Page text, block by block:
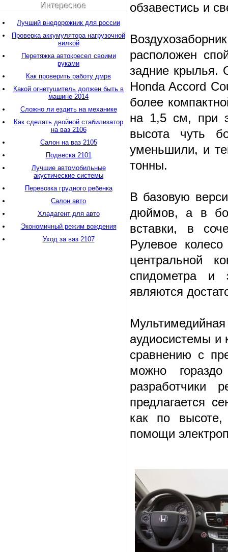
обзавестись и
расположен
задние крылья.
Honda Accord
более
на 1,5 см, при
высота чуть
уменьшили, и
тонны.
В базовую
дюймов, а в
вставки, в
Рулевое
центральной
спидометра и
являются
аудиосистемы и
сравнению с
можно
разработчики
предлагается
как по высоте,
помощи
Интересное
Лучший внедорожник для россии
Проверка аккумулятора нагрузочной
вилкой
Перетяжка автокресел своими
руками
Как проверить работу дмрв
Какой огнетушитель должен быть в
машине 2014
Сложно ли ездить на механике
Как сделать двойной стабилизатор
на ваз 2106
Салон на ваз 2105
Подвеска 2101
Лучшие автомобильные
акустические системы
Перевозка грудного ребенка
Салон авто
Хладагент для авто
Экономичный режим вождения
Уход за ваз 2107